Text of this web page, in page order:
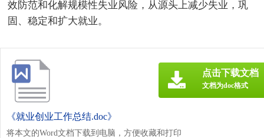
效防范和化解规模性失业风险，从源头上减少失业，巩
固、稳定和扩大就业。
《就业创业工作总结.doc》
将本文的Word文档下载到电脑，方便收藏和打印
点击下载文档
文档为doc格式